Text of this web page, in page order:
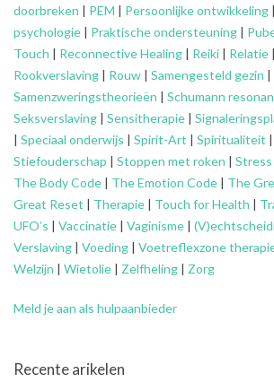
doorbreken | PEM | Persoonlijke ontwikkeling |
psychologie | Praktische ondersteuning |
Touch | Reconnective Healing | Reiki | Relatie |
Rookverslaving | Rouw | Samengesteld gezin |
Samenzweringstheorieën | Schumann
Seksverslaving | Sensitherapie |
| Speciaal onderwijs | Spirit-Art | Spiritualiteit |
Stiefouderschap | Stoppen met roken | Stress
The Body Code | The Emotion Code | The
Great Reset | Therapie | Touch for Health |
UFO’s | Vaccinatie | Vaginisme |
Verslaving | Voeding | Voetreflexzone
Welzijn | Wietolie | Zelfheling | Zorg
Meld je aan als hulpaanbieder
Recente arikelen